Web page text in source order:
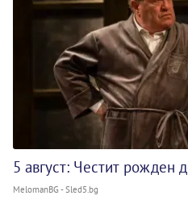
5 август: Честит рожден
MelomanBG - Sled5.bg